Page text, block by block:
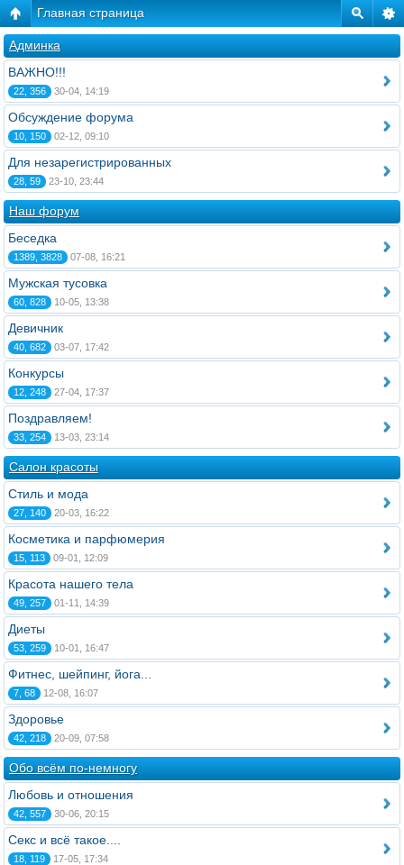
Главная страница
Админка
ВАЖНО!!!
22, 356 30-04, 14:19
Обсуждение форума
10, 150 02-12, 09:10
Для незарегистрированных
28, 59 23-10, 23:44
Наш форум
Беседка
1389, 3828 07-08, 16:21
Мужская тусовка
60, 828 10-05, 13:38
Девичник
40, 682 03-07, 17:42
Конкурсы
12, 248 27-04, 17:37
Поздравляем!
33, 254 13-03, 23:14
Салон красоты
Стиль и мода
27, 140 20-03, 16:22
Косметика и парфюмерия
15, 113 09-01, 12:09
Красота нашего тела
49, 257 01-11, 14:39
Диеты
53, 259 10-01, 16:47
Фитнес, шейпинг, йога...
7, 68 12-08, 16:07
Здоровье
42, 218 20-09, 07:58
Обо всём по-немногу
Любовь и отношения
42, 557 30-06, 20:15
Секс и всё такое....
18, 119 17-05, 17:34